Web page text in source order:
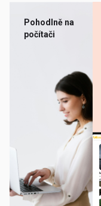
Pohodlně na
počítači